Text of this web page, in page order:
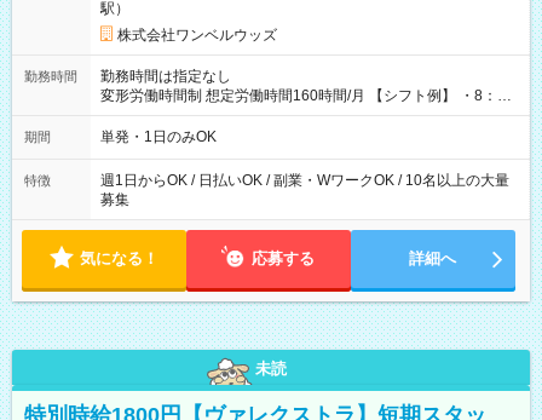
駅）
株式会社ワンベルウッズ
勤務時間
勤務時間は指定なし
変形労働時間制 想定労働時間160時間/月 【シフト例】 ・8：00
～21：00
期間 単発・1日のみOK
特徴
週1日からOK / 日払いOK / 副業・WワークOK / 10名以上の大量
募集
気になる！ 応募する 詳細へ
未読
特別時給1800円【ヴァレクストラ】短期スタッ